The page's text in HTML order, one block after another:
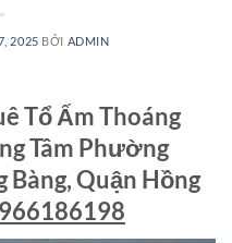
2025 BỞI ADMIN
Tổ Ấm Thoáng
Tâm Phường
Bàng, Quận Hồng